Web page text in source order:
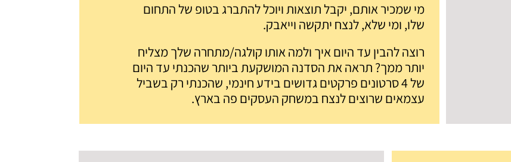
מי שמכיר אותם, יקבל תוצאות ויוכל להתברג בטופ של התחום
שלו, ומי שלא, לנצח יתקשה וייאבק.
רוצה להבין עד היום איך ולמה אותו קולגה/מתחרה שלך מצליח
יותר ממך? תראה את הסדנה המושקעת ביותר שהכנתי עד היום
של 4 סרטונים פרקטים גדושים בידע חינמי, שהכנתי רק בשביל
עצמאים שרוצים לנצח במשחק העסקים פה בארץ.